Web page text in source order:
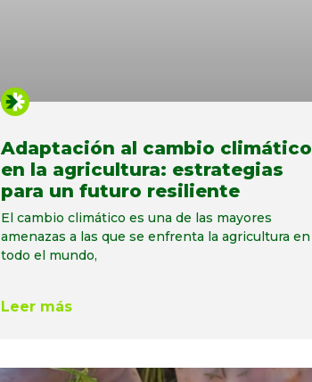
Adaptación al cambio climático
en la agricultura: estrategias
para un futuro resiliente
El cambio climático es una de las mayores
amenazas a las que se enfrenta la agricultura en
todo el mundo,
Leer más